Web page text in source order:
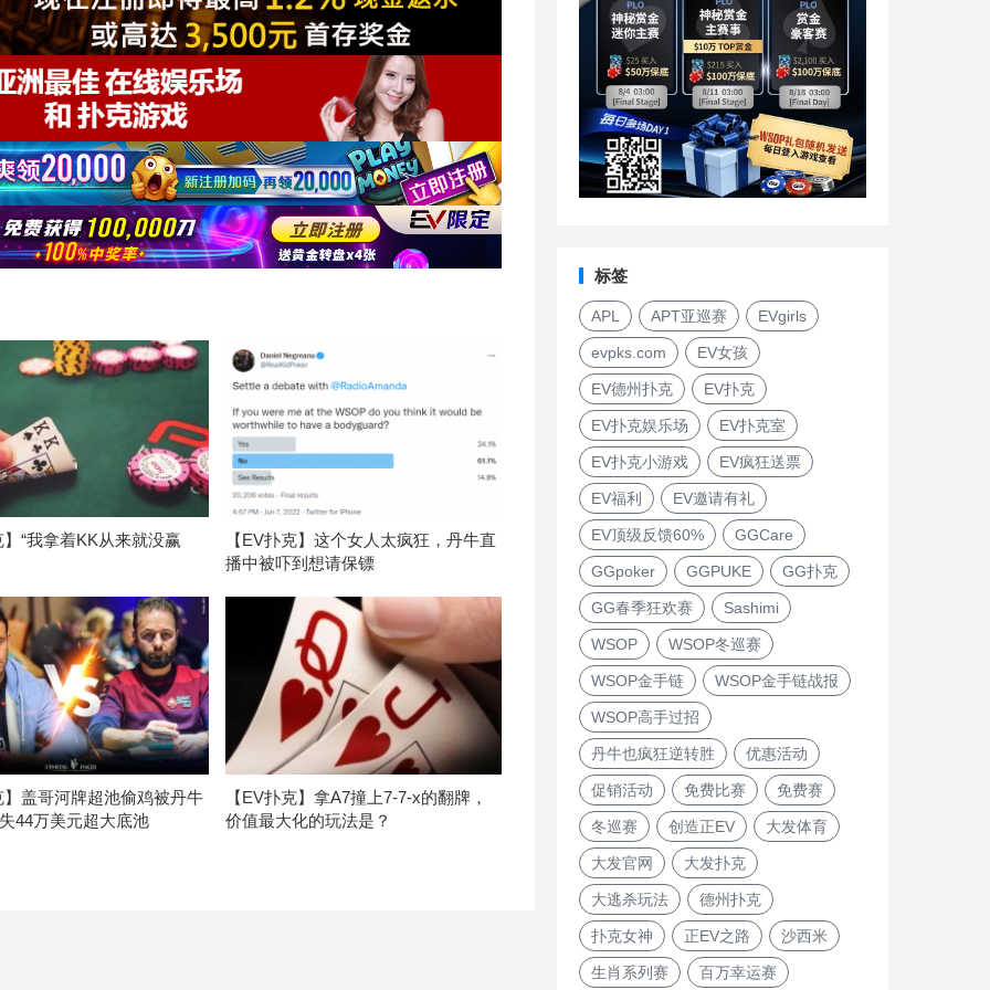
“我拿着KK从来就没赢
【EV扑克】这个女人太疯狂，丹牛直
播中被吓到想请保镖
】盖哥河牌超池偷鸡被丹牛
44万美元超大底池
【EV扑克】拿A7撞上7-7-x的翻牌，
价值最大化的玩法是？
标签
APL APT亚巡赛 EVgirls
evpks.com EV女孩
EV德州扑克 EV扑克
EV扑克娱乐场 EV扑克室
EV扑克小游戏 EV疯狂送票
EV福利 EV邀请有礼
EV顶级反馈60% GGCare
GGpoker GGPUKE GG扑克
GG春季狂欢赛 Sashimi
WSOP WSOP冬巡赛
WSOP金手链 WSOP金手链战报
WSOP高手过招
丹牛也疯狂逆转胜 优惠活动
促销活动 免费比赛 免费赛
冬巡赛 创造正EV 大发体育
大发官网 大发扑克
大逃杀玩法 德州扑克
扑克女神 正EV之路 沙西米
生肖系列赛 百万幸运赛